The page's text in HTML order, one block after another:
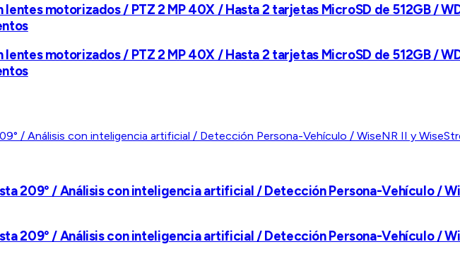
motorizados / PTZ 2 MP 40X / Hasta 2 tarjetas MicroSD de 512GB /
motorizados / PTZ 2 MP 40X / Hasta 2 tarjetas MicroSD de 512GB /
209° / Análisis con inteligencia artificial / Detección Persona-Vehículo /
209° / Análisis con inteligencia artificial / Detección Persona-Vehículo /